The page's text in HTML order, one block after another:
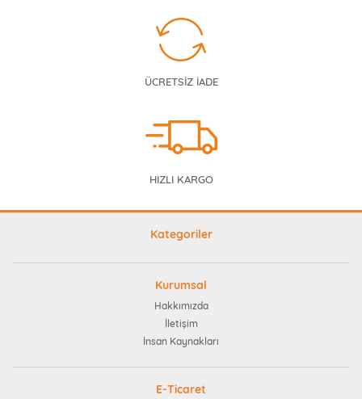
ÜCRETSİZ İADE
HIZLI KARGO
Kategoriler
Kurumsal
Hakkımızda
İletişim
İnsan Kaynakları
E-Ticaret